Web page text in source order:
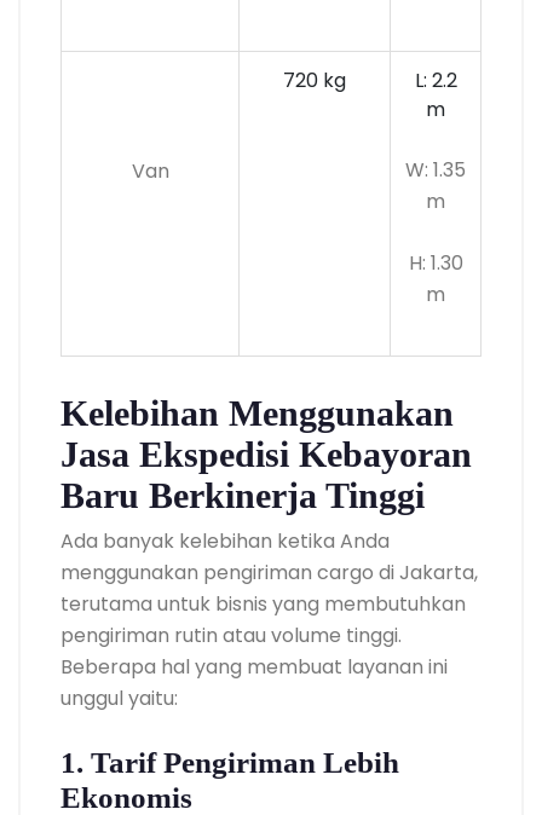
Van
720 kg
L: 2.2
m
W: 1.35
m
H: 1.30
m
Kelebihan Menggunakan
Jasa Ekspedisi Kebayoran
Baru Berkinerja Tinggi
Ada banyak kelebihan ketika Anda
menggunakan pengiriman cargo di Jakarta,
terutama untuk bisnis yang membutuhkan
pengiriman rutin atau volume tinggi.
Beberapa hal yang membuat layanan ini
unggul yaitu:
1. Tarif Pengiriman Lebih
Ekonomis